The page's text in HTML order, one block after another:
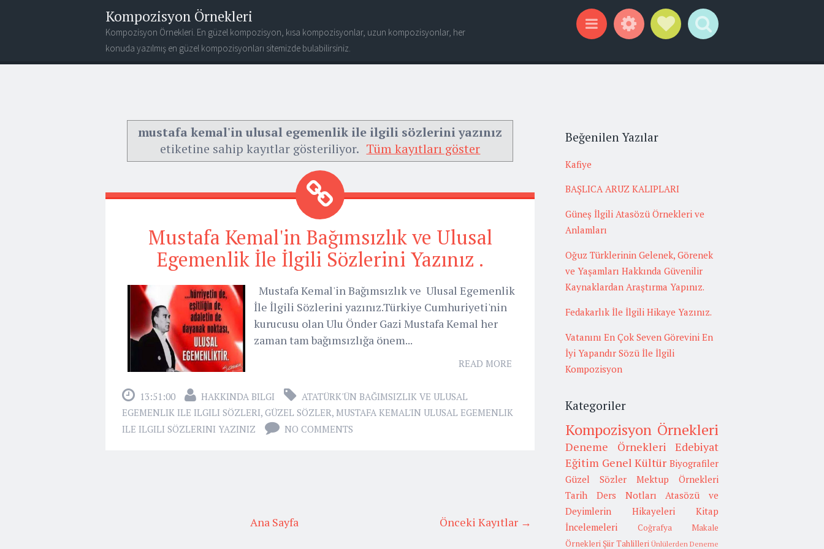
Kompozisyon Örnekleri
Kompozisyon Örnekleri. En güzel kompozisyon, kısa kompozisyonlar, uzun kompozisyonlar, her
konuda yazılmış en güzel kompozisyonları sitemizde bulabilirsiniz.
mustafa kemal'in ulusal egemenlik ile ilgili sözlerini yazınız
etiketine sahip kayıtlar gösteriliyor. Tüm kayıtları göster
Mustafa Kemal'in Bağımsızlık ve Ulusal
Egemenlik İle İlgili Sözlerini Yazınız .
Mustafa Kemal'in Bağımsızlık ve Ulusal Egemenlik
İle İlgili Sözlerini yazınız.Türkiye Cumhuriyeti'nin
kurucusu olan Ulu Önder Gazi Mustafa Kemal her
zaman tam bağımsızlığa önem...
READ MORE
13:51:00 HAKKINDA BILGI
ATATÜRK'ÜN BAĞIMSIZLIK VE ULUSAL
EGEMENLIK ILE ILGILI SÖZLERI, GÜZEL SÖZLER, MUSTAFA KEMAL'IN ULUSAL EGEMENLIK
ILE ILGILI SÖZLERINI YAZINIZ
NO COMMENTS
Önceki Kayıtlar →
Ana Sayfa
Beğenilen Yazılar
Kafiye
BAŞLICA ARUZ KALIPLARI
Güneş İlgili Atasözü Örnekleri ve
Anlamları
Oğuz Türklerinin Gelenek, Görenek
ve Yaşamları Hakkında Güvenilir
Kaynaklardan Araştırma Yapınız.
Fedakarlık İle İlgili Hikaye Yazınız.
Vatanını En Çok Seven Görevini En
İyi Yapandır Sözü İle İlgili
Kompozisyon
Kategoriler
Kompozisyon Örnekleri
Deneme Örnekleri
Edebiyat
Eğitim Genel Kültür Biyografiler
Güzel Sözler
Mektup Örnekleri
Tarih
Ders Notları
Atasözü ve
Deyimlerin Hikayeleri
Kitap
İncelemeleri
Coğrafya
Makale
Örnekleri Şiir Tahlilleri Ünlülerden Deneme